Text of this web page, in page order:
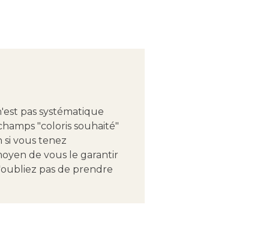
pas systématique
"coloris souhaité"
si vous tenez
de vous le garantir
pas de prendre